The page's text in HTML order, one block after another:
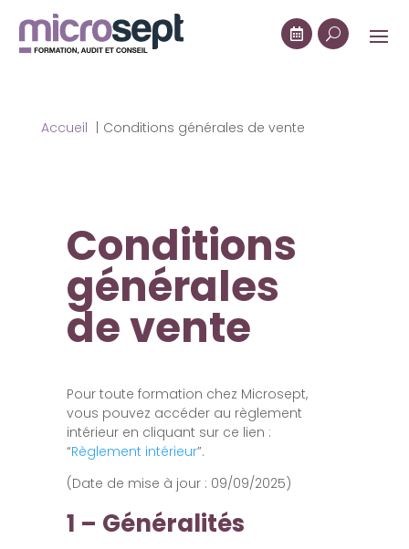
 U
Accueil Conditions générales de vente
Conditions
générales
de vente
Pour toute formation chez Microsept,
vous pouvez accéder au règlement
intérieur en cliquant sur ce lien :
“Règlement intérieur”.
(Date de mise à jour : 09/09/2025)
1 – Généralités